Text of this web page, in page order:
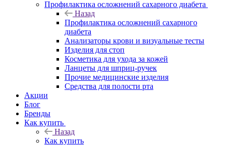
Профилактика осложнений сахарного диабета
Назад
Профилактика осложнений сахарного
диабета
Анализаторы крови и визуальные тесты
Изделия для стоп
Косметика для ухода за кожей
Ланцеты для шприц-ручек
Прочие медицинские изделия
Средства для полости рта
Акции
Блог
Бренды
Как купить
Назад
Как купить